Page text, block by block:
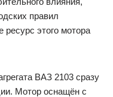
правил
этого мотора
ВАЗ 2103 сразу
Мотор оснащён с